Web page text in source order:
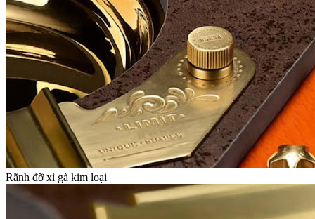
Rãnh đỡ xì gà kim loại